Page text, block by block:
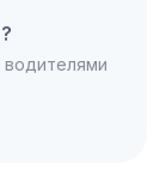
водителями